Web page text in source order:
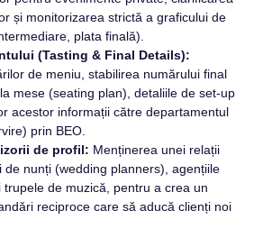
și monitorizarea strictă a graficului de
plata finală).
(Tasting & Final Details):
de meniu, stabilirea numărului final
mese (seating plan), detaliile de set-up
acestor informații către departamentul
prin BEO.
de profil: Menținerea unei relații
de nunți (wedding planners), agențiile
de muzică, pentru a crea un
reciproce care să aducă clienți noi